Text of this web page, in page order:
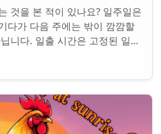
것을 본 적이 있나요? 일주일은
다가 다음 주에는 밖이 깜깜할
니다. 일출 시간은 고정된 일정